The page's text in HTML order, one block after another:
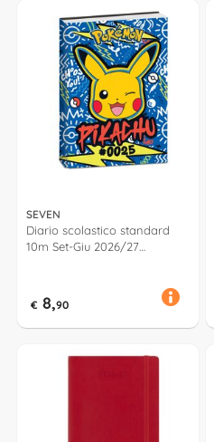
SEVEN
Diario scolastico standard
10m Set-Giu 2026/27
€ 8,90